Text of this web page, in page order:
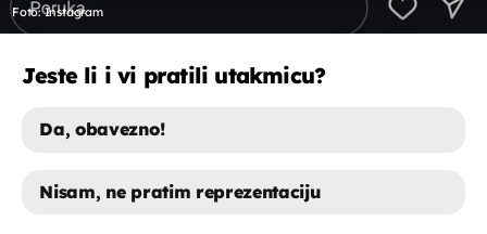
Foto: Instagram
Jeste li i vi pratili utakmicu?
Da, obavezno!
Nisam, ne pratim reprezentaciju